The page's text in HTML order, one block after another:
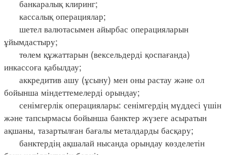
банкаралық клиринг;
кассалық операциялар;
шетел валютасымен айырбас операцияларын
ұйымдастыру;
төлем құжаттарын (вексельдерді қоспағанда)
инкассоға қабылдау;
аккредитив ашу (ұсыну) мен оны растау және ол
бойынша міндеттемелерді орындау;
сенімгерлік операциялары: сенімгердің мүддесі үшін
және тапсырмасы бойынша банктер жүзеге асыратын
ақшаны, тазартылған бағалы металдарды басқару;
банктердің ақшалай нысанда орындау көзделетін